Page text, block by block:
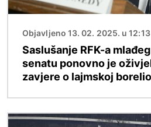
Objavljeno 13. 02. 2025. u 12:13
Saslušanje RFK-a
senatu ponovno je
zavjere o lajmskoj
Slika